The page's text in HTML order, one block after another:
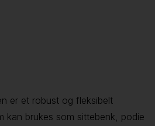
er et robust og fleksibelt
kan brukes som sittebenk, podie